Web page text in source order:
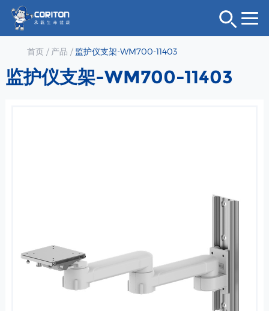
首页/ 产品 / 监护仪支架-WM700-11403
监护仪支架-WM700-11403